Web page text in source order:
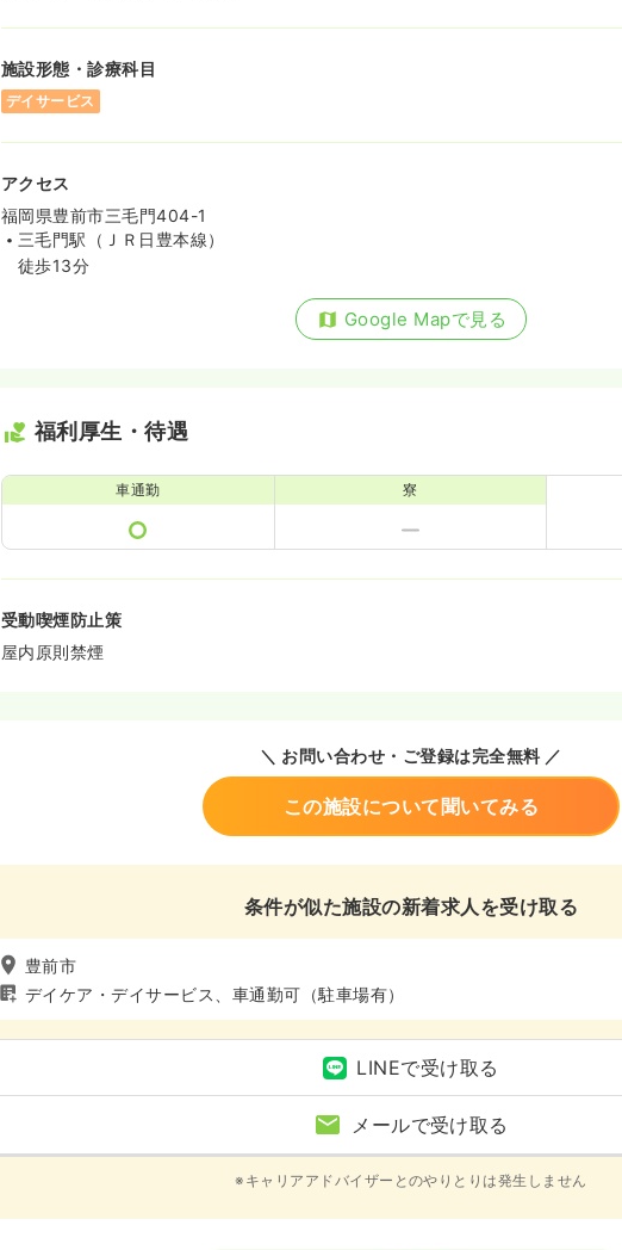
施設形態・診療科目
デイサービス
アクセス
福岡県豊前市三毛門404-1
三毛門駅（ＪＲ日豊本線）
徒歩13分
Google Mapで見る
福利厚生・待遇
車通勤 寮
受動喫煙防止策
屋内原則禁煙
＼ お問い合わせ・ご登録は完全無料 ／
この施設について聞いてみる
条件が似た施設の新着求人を受け取る
豊前市
デイケア・デイサービス、車通勤可（駐車場有）
LINEで受け取る
メールで受け取る
※キャリアアドバイザーとのやりとりは発生しません